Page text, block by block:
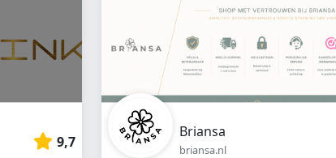
9,7
Briansa
briansa.nl